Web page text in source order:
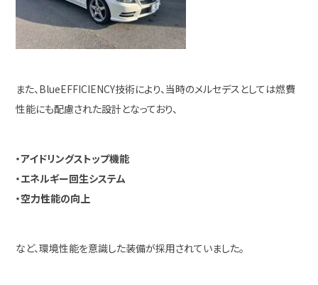
また、BlueEFFICIENCY技術により、当時のメルセデスとしては燃費
性能にも配慮された設計となっており、
・アイドリングストップ機能
・エネルギー回生システム
・空力性能の向上
など、環境性能を意識した装備が採用されていました。